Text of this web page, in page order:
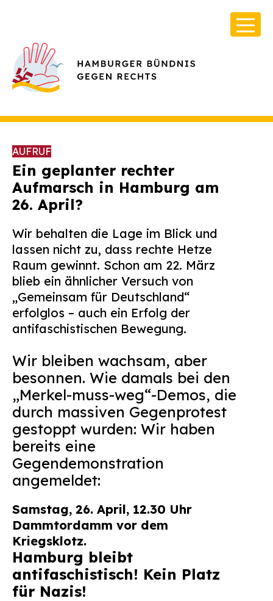
Über Uns
Infos & Broschüren
Archiv
Kontakt
Suchen
nach:
AUFRUF
Ein geplanter rechter
Aufmarsch in Hamburg am
26. April?
Wir behalten die Lage im Blick und
lassen nicht zu, dass rechte Hetze
Raum gewinnt. Schon am 22. März
blieb ein ähnlicher Versuch von
„Gemeinsam für Deutschland“
erfolglos – auch ein Erfolg der
antifaschistischen Bewegung.
Wir bleiben wachsam, aber
besonnen. Wie damals bei den
„Merkel-muss-weg“-Demos, die
durch massiven Gegenprotest
gestoppt wurden: Wir haben
bereits eine
Gegendemonstration
angemeldet:
Samstag, 26. April, 12.30 Uhr
Dammtordamm vor dem
Kriegsklotz.
Hamburg bleibt
antifaschistisch! Kein Platz
für Nazis!